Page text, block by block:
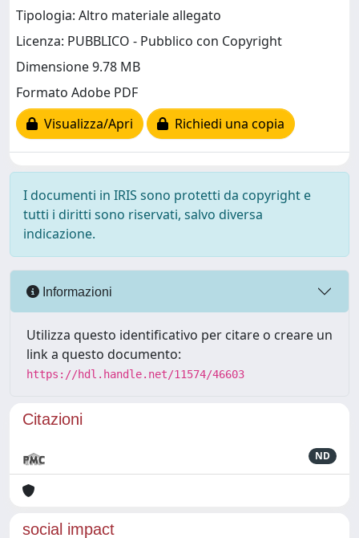
Tipologia: Altro materiale allegato
Licenza: PUBBLICO - Pubblico con Copyright
Dimensione 9.78 MB
Formato Adobe PDF
Visualizza/Apri
Richiedi una copia
I documenti in IRIS sono protetti da copyright e
tutti i diritti sono riservati, salvo diversa
indicazione.
Informazioni
Utilizza questo identificativo per citare o creare un
link a questo documento:
https://hdl.handle.net/11574/46603
Citazioni
ND
social impact